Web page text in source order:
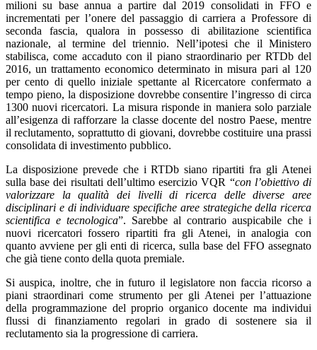
milioni su base annua a partire dal 2019 consolidati in FFO e
incrementati per l’onere del passaggio di carriera a Professore di
seconda fascia, qualora in possesso di abilitazione scientifica
nazionale, al termine del triennio. Nell’ipotesi che il Ministero
stabilisca, come accaduto con il piano straordinario per RTDb del
2016, un trattamento economico determinato in misura pari al 120
per cento di quello iniziale spettante al Ricercatore confermato a
tempo pieno, la disposizione dovrebbe consentire l’ingresso di circa
1300 nuovi ricercatori. La misura risponde in maniera solo parziale
all’esigenza di rafforzare la classe docente del nostro Paese, mentre
il reclutamento, soprattutto di giovani, dovrebbe costituire una prassi
consolidata di investimento pubblico.
La disposizione prevede che i RTDb siano ripartiti fra gli Atenei
sulla base dei risultati dell’ultimo esercizio VQR “con l’obiettivo di
valorizzare la qualità dei livelli di ricerca delle diverse aree
disciplinari e di individuare specifiche aree strategiche della ricerca
scientifica e tecnologica”. Sarebbe al contrario auspicabile che i
nuovi ricercatori fossero ripartiti fra gli Atenei, in analogia con
quanto avviene per gli enti di ricerca, sulla base del FFO assegnato
che già tiene conto della quota premiale.
Si auspica, inoltre, che in futuro il legislatore non faccia ricorso a
piani straordinari come strumento per gli Atenei per l’attuazione
della programmazione del proprio organico docente ma individui
flussi di finanziamento regolari in grado di sostenere sia il
reclutamento sia la progressione di carriera.